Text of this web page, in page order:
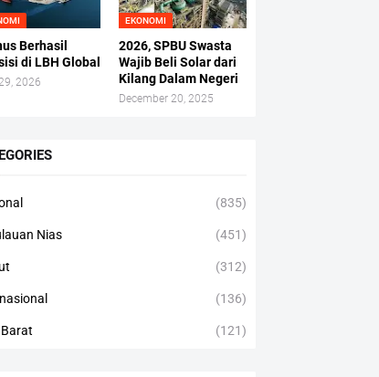
Berhasil
di LBH Global
2026
EKONOMI
2026, SPBU Swasta
Wajib Beli Solar dari
Kilang Dalam Negeri
December 20, 2025
(835)
Nias (451)
(312)
(136)
(121)